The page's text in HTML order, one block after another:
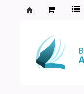
Agamenon
Magalhães